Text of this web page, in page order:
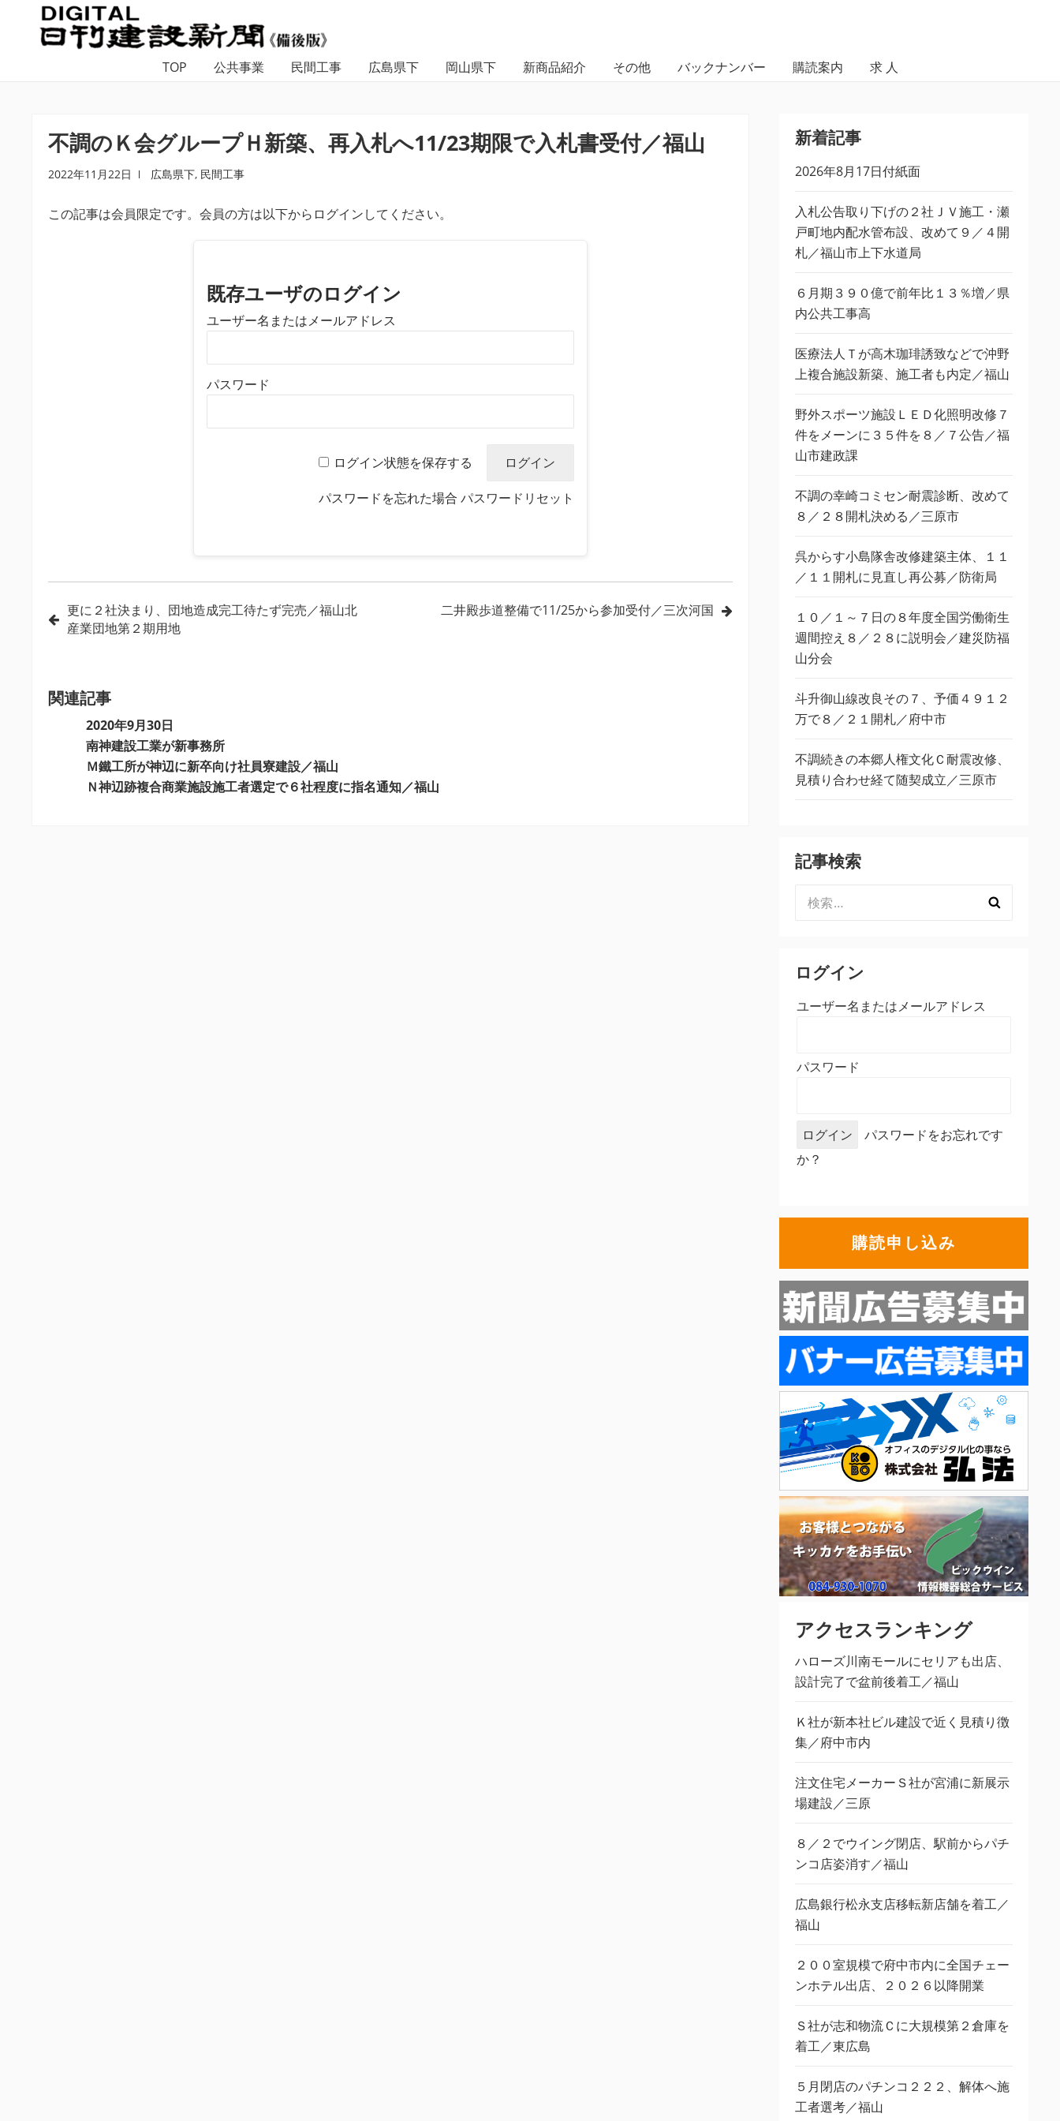
ナ
ビ
ゲ
コ
ン
テ
TOP 公共事業 民間工事 広島県下 岡山県下 新商品紹介 その他 バックナンバー 購読案内 求 人
不調のＫ会グループＨ新築、再入札へ11/23期限で入札書受付／福山
2022年11月22日 広島県下, 民間工事
この記事は会員限定です。会員の方は以下からログインしてください。
既存ユーザのログイン
ユーザー名またはメールアドレス
パスワード
ログイン状態を保存する
パスワードを忘れた場合パスワードリセット
投
ゲ
更に２社決まり、団地造成完工待たず完売／福山北
産業団地第２期用地
二井殿歩道整備で11/25から参加受付／三次河国
関連記事
2020年9月30日
南神建設工業が新事務所
Ｍ鐵工所が神辺に新卒向け社員寮建設／福山
Ｎ神辺跡複合商業施設施工者選定で６社程度に指名通知／福山
新着記事
2026年8月17日付紙面
入札公告取り下げの２社ＪＶ施工・瀬
戸町地内配水管布設、改めて９／４開
札／福山市上下水道局
６月期３９０億で前年比１３％増／県
内公共工事高
医療法人Ｔが高木珈琲誘致などで沖野
上複合施設新築、施工者も内定／福山
野外スポーツ施設ＬＥＤ化照明改修７
件をメーンに３５件を８／７公告／福
山市建政課
不調の幸崎コミセン耐震診断、改めて
８／２８開札決める／三原市
呉からす小島隊舎改修建築主体、１１
／１１開札に見直し再公募／防衛局
１０／１～７日の８年度全国労働衛生
週間控え８／２８に説明会／建災防福
山分会
斗升御山線改良その７、予価４９１２
万で８／２１開札／府中市
不調続きの本郷人権文化Ｃ耐震改修、
見積り合わせ経て随契成立／三原市
記事検索
索:
ログイン
ユーザー名またはメールアドレス
パスワード
パスワードをお忘れです
か？
購読申し込み
アクセスランキング
ハローズ川南モールにセリアも出店、
設計完了で盆前後着工／福山
Ｋ社が新本社ビル建設で近く見積り徴
集／府中市内
注文住宅メーカーＳ社が宮浦に新展示
場建設／三原
８／２でウイング閉店、駅前からパチ
ンコ店姿消す／福山
広島銀行松永支店移転新店舗を着工／
福山
２００室規模で府中市内に全国チェー
ンホテル出店、２０２６以降開業
Ｓ社が志和物流Ｃに大規模第２倉庫を
着工／東広島
５月閉店のパチンコ２２２、解体へ施
工者選考／福山